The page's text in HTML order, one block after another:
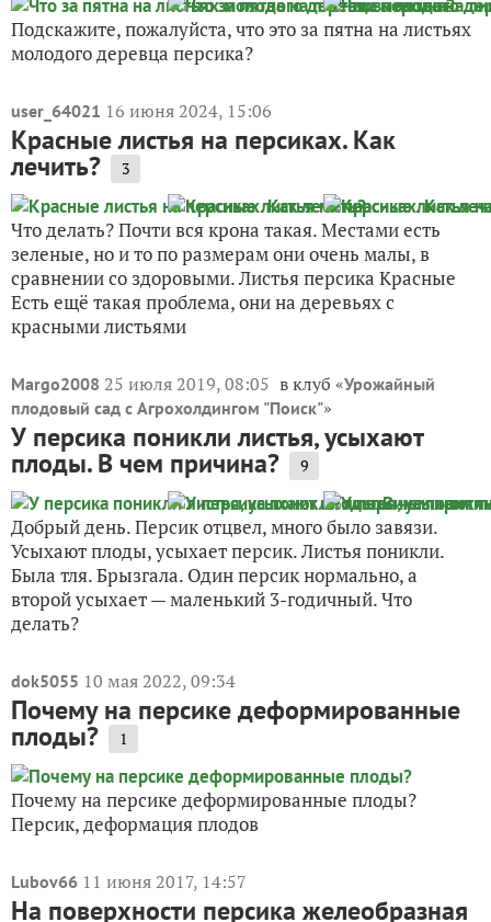
Подскажите, пожалуйста, что это за пятна на листьях
молодого деревца персика?
user_64021 16 июня 2024, 15:06
Красные листья на персиках. Как
лечить? 3
Что делать? Почти вся крона такая. Местами есть
зеленые, но и то по размерам они очень малы, в
сравнении со здоровыми. Листья персика Красные
Есть ещё такая проблема, они на деревьях с
красными листьями
Margo2008 25 июля 2019, 08:05 в клуб «Урожайный
плодовый сад с Агрохолдингом "Поиск"»
У персика поникли листья, усыхают
плоды. В чем причина? 9
Добрый день. Персик отцвел, много было завязи.
Усыхают плоды, усыхает персик. Листья поникли.
Была тля. Брызгала. Один персик нормально, а
второй усыхает — маленький 3-годичный. Что
делать?
dok5055 10 мая 2022, 09:34
Почему на персике деформированные
плоды? 1
Почему на персике деформированные плоды?
Персик, деформация плодов
Lubov66 11 июня 2017, 14:57
На поверхности персика желеобразная